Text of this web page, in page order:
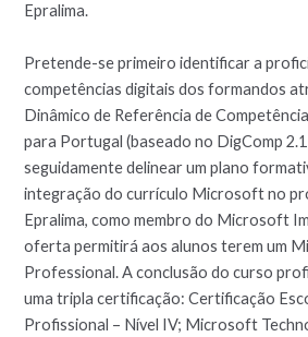
Epralima.
Pretende-se primeiro identificar a
competências digitais dos formandos
Dinâmico de Referência de
para Portugal (baseado no DigComp 2.1
seguidamente delinear um plano
integração do currículo Microsoft no
Epralima, como membro do Microsoft
oferta permitirá aos alunos terem um
Professional. A conclusão do curso
uma tripla certificação: Certificação
Profissional – Nível IV; Microsoft